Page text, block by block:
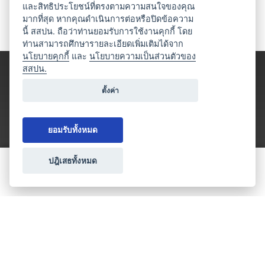
ประเภทธุรกิจไมซ์
และสิทธิประโยชน์ที่ตรงตามความสนใจของคุณ
มากที่สุด หากคุณดำเนินการต่อหรือปิดข้อความ
นี้ สสปน. ถือว่าท่านยอมรับการใช้งานคุกกี้ โดย
ท่านสามารถศึกษารายละเอียดเพิ่มเติมได้จาก
นโยบายคุกกี้ และนโยบายความเป็นส่วนตัวของ
สสปน.
ตั้งค่า
ยอมรับทั้งหมด
ปฎิเสธทั้งหมด